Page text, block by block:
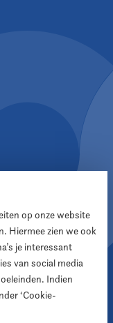
op onze website
Hiermee zien we ook
je interessant
van social media
Indien
‘Cookie-